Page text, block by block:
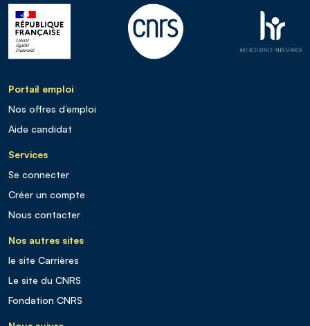
Portail emploi
Nos offres d’emploi
Aide candidat
Services
Se connecter
Créer un compte
Nous contacter
Nos autres sites
le site Carrières
Le site du CNRS
Fondation CNRS